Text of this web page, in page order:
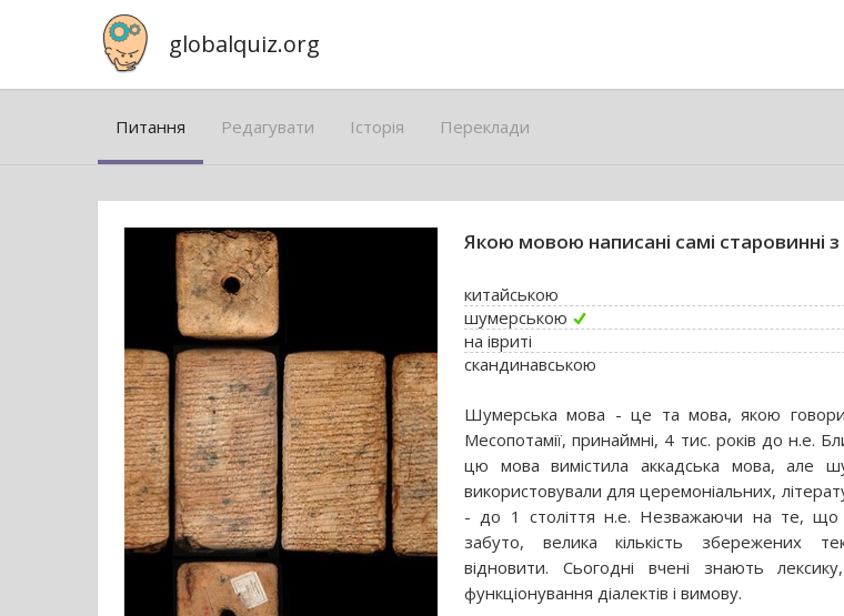
globalquiz.org
Питання Редагувати Історія Переклади
Якою мовою написані самі старовинні з
китайською
шумерською
на івриті
скандинавською
Шумерська мова - це та мова, якою
Месопотамії, принаймні, 4 тис. років до н.е.
цю мова вимістила аккадська мова, але
використовували для церемоніальних,
- до 1 століття н.е. Незважаючи на те, що
забуто, велика кількість збережених
відновити. Сьогодні вчені знають
функціонування діалектів і вимову.